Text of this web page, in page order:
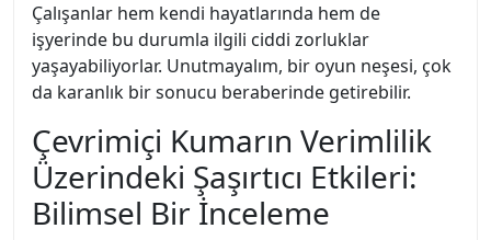
Çalışanlar hem kendi hayatlarında hem de
işyerinde bu durumla ilgili ciddi zorluklar
yaşayabiliyorlar. Unutmayalım, bir oyun neşesi, çok
da karanlık bir sonucu beraberinde getirebilir.
Çevrimiçi Kumarın Verimlilik
Üzerindeki Şaşırtıcı Etkileri:
Bilimsel Bir İnceleme